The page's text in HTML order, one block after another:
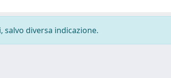
diversa indicazione.